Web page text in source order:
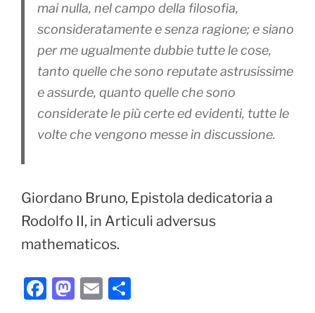
mai nulla, nel campo della filosofia,
sconsideratamente e senza ragione; e siano
per me ugualmente dubbie tutte le cose,
tanto quelle che sono reputate astrusissime
e assurde, quanto quelle che sono
considerate le più certe ed evidenti, tutte le
volte che vengono messe in discussione.
Giordano Bruno, Epistola dedicatoria a
Rodolfo II, in Articuli adversus
mathematicos.
F
M E